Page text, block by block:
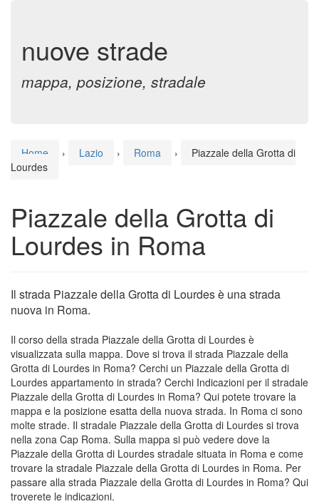
nuove strade
mappa, posizione, stradale
Home › Lazio › Roma ›
Piazzale della Grotta di
Lourdes
Piazzale della Grotta di
Lourdes in Roma
Il strada Piazzale della Grotta di Lourdes è una strada
nuova in Roma.
Il corso della strada Piazzale della Grotta di Lourdes è
visualizzata sulla mappa. Dove si trova il strada Piazzale della
Grotta di Lourdes in Roma? Cerchi un Piazzale della Grotta di
Lourdes appartamento in strada? Cerchi Indicazioni per il stradale
Piazzale della Grotta di Lourdes in Roma? Qui potete trovare la
mappa e la posizione esatta della nuova strada. In Roma ci sono
molte strade. Il stradale Piazzale della Grotta di Lourdes si trova
nella zona Cap Roma. Sulla mappa si può vedere dove la
Piazzale della Grotta di Lourdes stradale situata in Roma e come
trovare la stradale Piazzale della Grotta di Lourdes in Roma. Per
passare alla strada Piazzale della Grotta di Lourdes in Roma? Qui
troverete le indicazioni.